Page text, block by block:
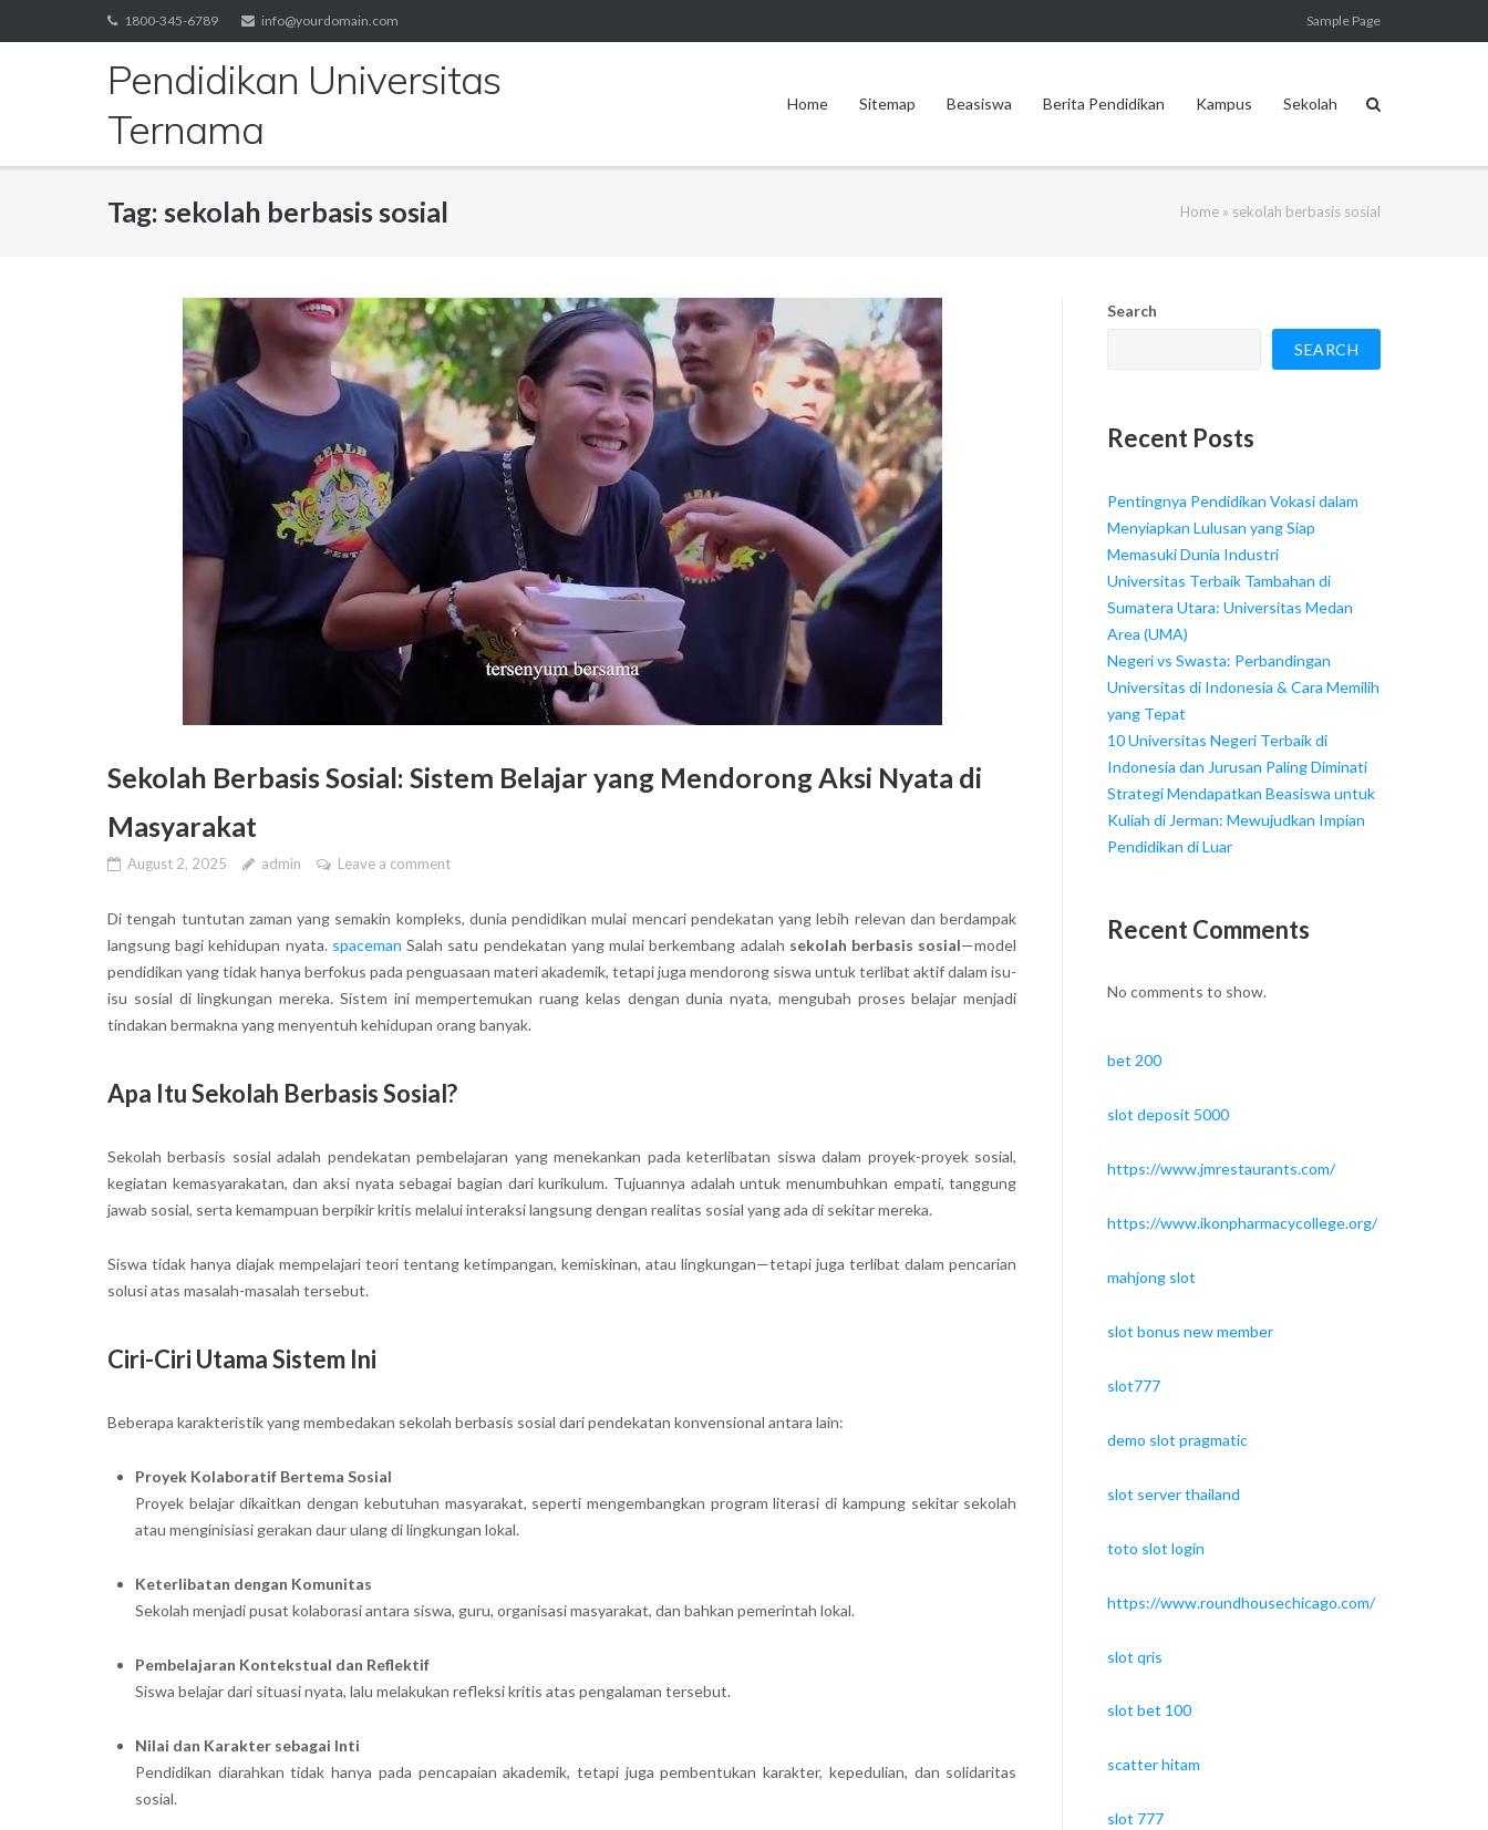
to
1800-345-6789 info@yourdomain.com Sample Page
Pendidikan Universitas
Ternama
Home Sitemap Beasiswa Berita Pendidikan Kampus Sekolah
Tag: sekolah berbasis sosial Home » sekolah berbasis sosial
Sekolah Berbasis Sosial: Sistem Belajar yang Mendorong Aksi Nyata di
Masyarakat
August 2, 2025 admin Leave a comment
Di tengah tuntutan zaman yang semakin kompleks, dunia pendidikan mulai mencari pendekatan yang lebih relevan dan berdampak
langsung bagi kehidupan nyata. spaceman Salah satu pendekatan yang mulai berkembang adalah sekolah berbasis sosial—model
pendidikan yang tidak hanya berfokus pada penguasaan materi akademik, tetapi juga mendorong siswa untuk terlibat aktif dalam isu-
isu sosial di lingkungan mereka. Sistem ini mempertemukan ruang kelas dengan dunia nyata, mengubah proses belajar menjadi
tindakan bermakna yang menyentuh kehidupan orang banyak.
Apa Itu Sekolah Berbasis Sosial?
Sekolah berbasis sosial adalah pendekatan pembelajaran yang menekankan pada keterlibatan siswa dalam proyek-proyek sosial,
kegiatan kemasyarakatan, dan aksi nyata sebagai bagian dari kurikulum. Tujuannya adalah untuk menumbuhkan empati, tanggung
jawab sosial, serta kemampuan berpikir kritis melalui interaksi langsung dengan realitas sosial yang ada di sekitar mereka.
Siswa tidak hanya diajak mempelajari teori tentang ketimpangan, kemiskinan, atau lingkungan—tetapi juga terlibat dalam pencarian
solusi atas masalah-masalah tersebut.
Ciri-Ciri Utama Sistem Ini
Beberapa karakteristik yang membedakan sekolah berbasis sosial dari pendekatan konvensional antara lain:
Proyek Kolaboratif Bertema Sosial
Proyek belajar dikaitkan dengan kebutuhan masyarakat, seperti mengembangkan program literasi di kampung sekitar sekolah
atau menginisiasi gerakan daur ulang di lingkungan lokal.
Keterlibatan dengan Komunitas
Sekolah menjadi pusat kolaborasi antara siswa, guru, organisasi masyarakat, dan bahkan pemerintah lokal.
Pembelajaran Kontekstual dan Reflektif
Siswa belajar dari situasi nyata, lalu melakukan refleksi kritis atas pengalaman tersebut.
Nilai dan Karakter sebagai Inti
Pendidikan diarahkan tidak hanya pada pencapaian akademik, tetapi juga pembentukan karakter, kepedulian, dan solidaritas
sosial.
Search
SEARCH
Recent Posts
Pentingnya Pendidikan Vokasi dalam
Menyiapkan Lulusan yang Siap
Memasuki Dunia Industri
Universitas Terbaik Tambahan di
Sumatera Utara: Universitas Medan
Area (UMA)
Negeri vs Swasta: Perbandingan
Universitas di Indonesia & Cara Memilih
yang Tepat
10 Universitas Negeri Terbaik di
Indonesia dan Jurusan Paling Diminati
Strategi Mendapatkan Beasiswa untuk
Kuliah di Jerman: Mewujudkan Impian
Pendidikan di Luar
Recent Comments
No comments to show.
bet 200
slot deposit 5000
https://www.jmrestaurants.com/
https://www.ikonpharmacycollege.org/
mahjong slot
slot bonus new member
slot777
demo slot pragmatic
slot server thailand
toto slot login
https://www.roundhousechicago.com/
slot qris
slot bet 100
scatter hitam
slot 777